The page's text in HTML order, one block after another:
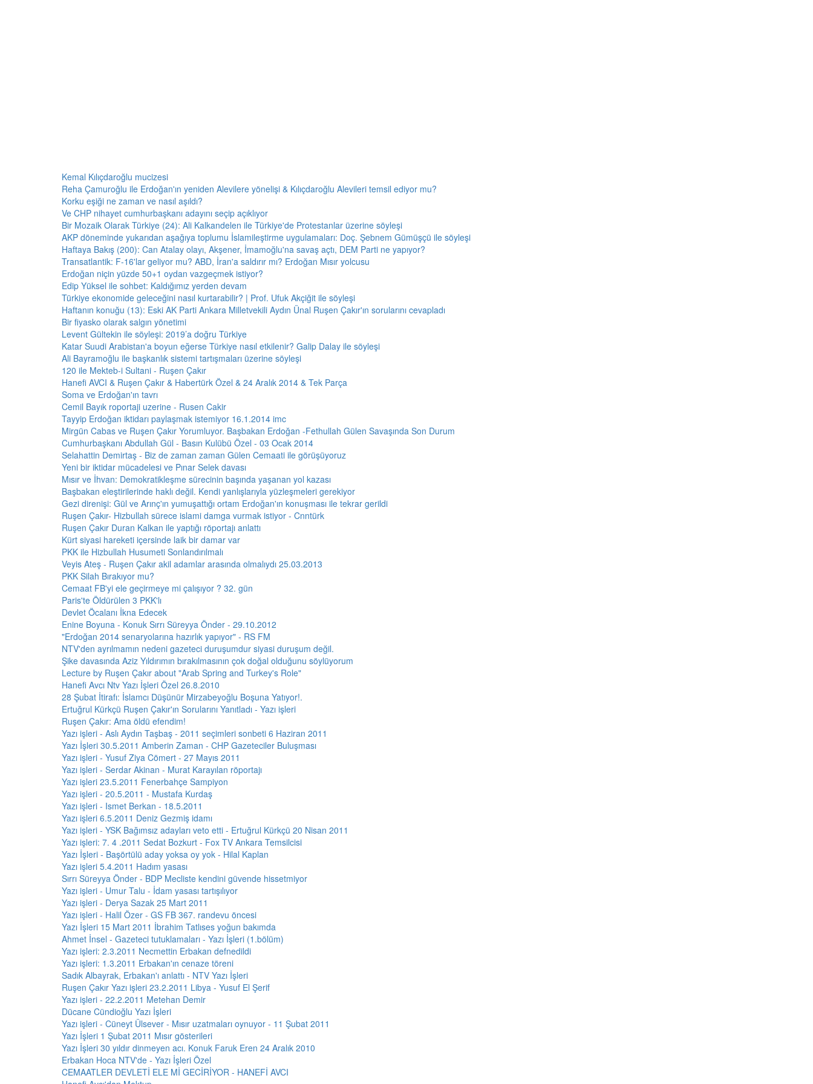
Kemal Kılıçdaroğlu mucizesi
Reha Çamuroğlu ile Erdoğan'ın yeniden Alevilere yönelişi & Kılıçdaroğlu Alevileri temsil ediyor mu?
Korku eşiği ne zaman ve nasıl aşıldı?
Ve CHP nihayet cumhurbaşkanı adayını seçip açıklıyor
Bir Mozaik Olarak Türkiye (24): Ali Kalkandelen ile Türkiye'de Protestanlar üzerine söyleşi
AKP döneminde yukarıdan aşağıya toplumu İslamileştirme uygulamaları: Doç. Şebnem Gümüşçü ile söyleşi
Haftaya Bakış (200): Can Atalay olayı, Akşener, İmamoğlu'na savaş açtı, DEM Parti ne yapıyor?
Transatlantik: F-16'lar geliyor mu? ABD, İran'a saldırır mı? Erdoğan Mısır yolcusu
Erdoğan niçin yüzde 50+1 oydan vazgeçmek istiyor?
Edip Yüksel ile sohbet: Kaldığımız yerden devam
Türkiye ekonomide geleceğini nasıl kurtarabilir? | Prof. Ufuk Akçiğit ile söyleşi
Haftanın konuğu (13): Eski AK Parti Ankara Milletvekili Aydın Ünal Ruşen Çakır'ın sorularını cevapladı
Bir fiyasko olarak salgın yönetimi
Levent Gültekin ile söyleşi: 2019’a doğru Türkiye
Katar Suudi Arabistan'a boyun eğerse Türkiye nasıl etkilenir? Galip Dalay ile söyleşi
Ali Bayramoğlu ile başkanlık sistemi tartışmaları üzerine söyleşi
120 ile Mekteb-i Sultani - Ruşen Çakır
Hanefi AVCI & Ruşen Çakır & Habertürk Özel & 24 Aralık 2014 & Tek Parça
Soma ve Erdoğan'ın tavrı
Cemil Bayık roportaji uzerine - Rusen Cakir
Tayyip Erdoğan iktidarı paylaşmak istemiyor 16.1.2014 imc
Mirgün Cabas ve Ruşen Çakır Yorumluyor. Başbakan Erdoğan -Fethullah Gülen Savaşında Son Durum
Cumhurbaşkanı Abdullah Gül - Basın Kulübü Özel - 03 Ocak 2014
Selahattin Demirtaş - Biz de zaman zaman Gülen Cemaati ile görüşüyoruz
Yeni bir iktidar mücadelesi ve Pınar Selek davası
Mısır ve İhvan: Demokratikleşme sürecinin başında yaşanan yol kazası
Başbakan eleştirilerinde haklı değil. Kendi yanlışlarıyla yüzleşmeleri gerekiyor
Gezi direnişi: Gül ve Arınç'ın yumuşattığı ortam Erdoğan'ın konuşması ile tekrar gerildi
Ruşen Çakır- Hizbullah sürece islami damga vurmak istiyor - Cnntürk
Ruşen Çakır Duran Kalkan ile yaptığı röportajı anlattı
Kürt siyasi hareketi içersinde laik bir damar var
PKK ile Hizbullah Husumeti Sonlandırılmalı
Veyis Ateş - Ruşen Çakır akil adamlar arasında olmalıydı 25.03.2013
PKK Silah Bırakıyor mu?
Cemaat FB'yi ele geçirmeye mi çalışıyor ? 32. gün
Paris'te Öldürülen 3 PKK'lı
Devlet Öcalanı İkna Edecek
Enine Boyuna - Konuk Sırrı Süreyya Önder - 29.10.2012
"Erdoğan 2014 senaryolarına hazırlık yapıyor" - RS FM
NTV'den ayrılmamın nedeni gazeteci duruşumdur siyasi duruşum değil.
Şike davasında Aziz Yıldırımın bırakılmasının çok doğal olduğunu söylüyorum
Lecture by Ruşen Çakır about "Arab Spring and Turkey's Role"
Hanefi Avcı Ntv Yazı İşleri Özel 26.8.2010
28 Şubat İtirafı: İslamcı Düşünür Mirzabeyoğlu Boşuna Yatıyor!.
Ertuğrul Kürkçü Ruşen Çakır'ın Sorularını Yanıtladı - Yazı işleri
Ruşen Çakır: Ama öldü efendim!
Yazı işleri - Aslı Aydın Taşbaş - 2011 seçimleri sonbeti 6 Haziran 2011
Yazı İşleri 30.5.2011 Amberin Zaman - CHP Gazeteciler Buluşması
Yazı işleri - Yusuf Ziya Cömert - 27 Mayıs 2011
Yazı işleri - Serdar Akinan - Murat Karayılan röportajı
Yazı işleri 23.5.2011 Fenerbahçe Sampiyon
Yazı işleri - 20.5.2011 - Mustafa Kurdaş
Yazı işleri - Ismet Berkan - 18.5.2011
Yazı işleri 6.5.2011 Deniz Gezmiş idamı
Yazı işleri - YSK Bağımsız adayları veto etti - Ertuğrul Kürkçü 20 Nisan 2011
Yazı işleri: 7. 4 .2011 Sedat Bozkurt - Fox TV Ankara Temsilcisi
Yazı İşleri - Başörtülü aday yoksa oy yok - Hilal Kaplan
Yazı işleri 5.4.2011 Hadım yasası
Sırrı Süreyya Önder - BDP Mecliste kendini güvende hissetmiyor
Yazı işleri - Umur Talu - İdam yasası tartışılıyor
Yazı işleri - Derya Sazak 25 Mart 2011
Yazı işleri - Halil Özer - GS FB 367. randevu öncesi
Yazı İşleri 15 Mart 2011 İbrahim Tatlıses yoğun bakımda
Ahmet İnsel - Gazeteci tutuklamaları - Yazı İşleri (1.bölüm)
Yazı işleri: 2.3.2011 Necmettin Erbakan defnedildi
Yazı işleri: 1.3.2011 Erbakan'ın cenaze töreni
Sadık Albayrak, Erbakan'ı anlattı - NTV Yazı İşleri
Ruşen Çakır Yazı işleri 23.2.2011 Libya - Yusuf El Şerif
Yazı işleri - 22.2.2011 Metehan Demir
Dücane Cündioğlu Yazı İşleri
Yazı işleri - Cüneyt Ülsever - Mısır uzatmaları oynuyor - 11 Şubat 2011
Yazı İşleri 1 Şubat 2011 Mısır gösterileri
Yazı İşleri 30 yıldır dinmeyen acı. Konuk Faruk Eren 24 Aralık 2010
Erbakan Hoca NTV'de - Yazı İşleri Özel
CEMAATLER DEVLETİ ELE Mİ GECİRİYOR - HANEFİ AVCI